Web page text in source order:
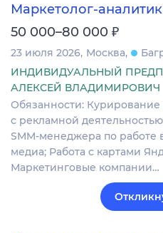
Маркетолог-аналитик
50 000–80 000 ₽
23 июля 2026 Москва
ИНДИВИДУАЛЬНЫЙ
АЛЕКСЕЙ ВЛАДИМИРОВИЧ
Обязанности: Курирование
с рекламной
SMM-менеджера по работе
медиа; Работа с картами
Маркетинговые компании…